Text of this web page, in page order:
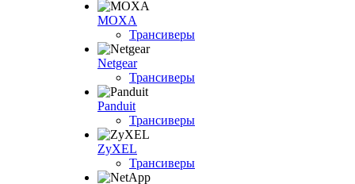
MOXA
Трансиверы
Netgear
Трансиверы
Panduit
Трансиверы
ZyXEL
Трансиверы